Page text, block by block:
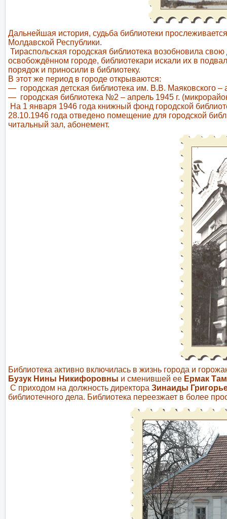
Дальнейшая история, судьба библиотеки
Молдавской Республики.
Тираспольская городская библиотека возобновила
освобождённом городе, библиотекари искали их в
порядок и приносили в библиотеку.
В этот же период в городе открываются:
— городская детская библиотека им. В.В. Маяковского –
— городская библиотека №2 – апрель 1945 г.
На 1 января 1946 года книжный фонд городской
28.10.1946 года отведено помещение для городской
читальный зал, абонемент.
Библиотека активно включилась в жизнь города и
Бузук Нины Никифоровны и сменившей ее Ермак
С приходом на должность директора Зинаиды
библиотечного дела. Библиотека переезжает в более